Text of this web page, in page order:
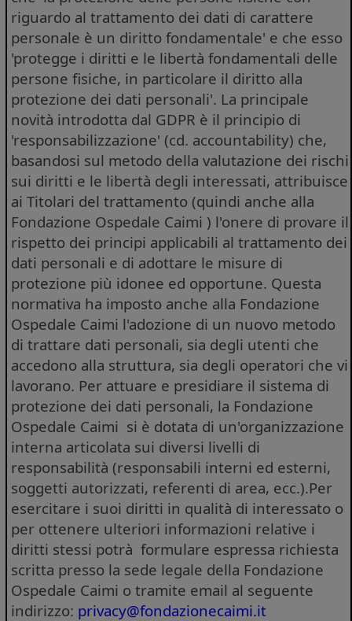
riguardo al trattamento dei dati di carattere
personale è un diritto fondamentale' e che esso
'protegge i diritti e le libertà fondamentali delle
persone fisiche, in particolare il diritto alla
protezione dei dati personali'. La principale
novità introdotta dal GDPR è il principio di
'responsabilizzazione' (cd. accountability) che,
basandosi sul metodo della valutazione dei rischi
sui diritti e le libertà degli interessati, attribuisce
ai Titolari del trattamento (quindi anche alla
Fondazione Ospedale Caimi ) l'onere di provare il
rispetto dei principi applicabili al trattamento dei
dati personali e di adottare le misure di
protezione più idonee ed opportune. Questa
normativa ha imposto anche alla Fondazione
Ospedale Caimi l'adozione di un nuovo metodo
di trattare dati personali, sia degli utenti che
accedono alla struttura, sia degli operatori che vi
lavorano. Per attuare e presidiare il sistema di
protezione dei dati personali, la Fondazione
Ospedale Caimi si è dotata di un'organizzazione
interna articolata sui diversi livelli di
responsabilità (responsabili interni ed esterni,
soggetti autorizzati, referenti di area, ecc.).Per
esercitare i suoi diritti in qualità di interessato o
per ottenere ulteriori informazioni relative i
diritti stessi potrà formulare espressa richiesta
scritta presso la sede legale della Fondazione
Ospedale Caimi o tramite email al seguente
indirizzo: privacy@fondazionecaimi.it